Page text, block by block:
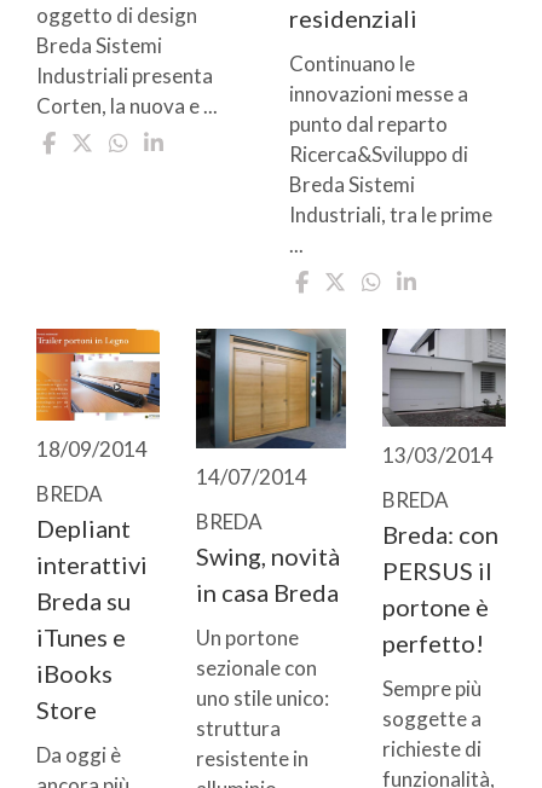
oggetto di design
Breda Sistemi
Industriali presenta
Corten, la nuova e ...
residenziali
Continuano le
innovazioni messe a
punto dal reparto
Ricerca&Sviluppo di
Breda Sistemi
Industriali, tra le prime
...
18/09/2014
BREDA
Depliant
interattivi
Breda su
iTunes e
iBooks
Store
Da oggi è
14/07/2014
BREDA
Swing, novità
in casa Breda
Un portone
sezionale con
uno stile unico:
struttura
resistente in
13/03/2014
BREDA
Breda: con
PERSUS il
portone è
perfetto!
Sempre più
soggette a
richieste di
funzionalità,